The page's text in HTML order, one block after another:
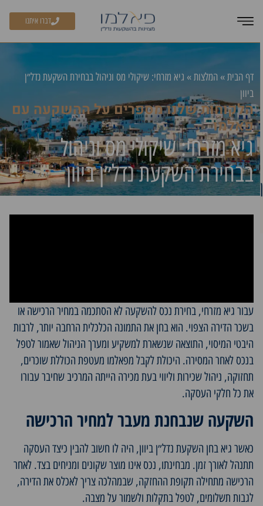
דברו איתנו
דף הבית» המלצות» גיא מזרחי: שיקולי מס וניהול בבחירת השקעת נדל״ן
ביוון
הלקוחות שלנו מספרים על ההשקעה עם
פאלמו
גיא מזרחי: שיקולי מס וניהול
בבחירת השקעת נדל״ן ביוון
עבור גיא מזרחי, בחירת נכס להשקעה לא הסתכמה במחיר הרכישה או
בשכר הדירה הצפוי. הוא בחן את התמונה הכלכלית הרחבה יותר, לרבות
היבטי המיסוי, התוצאה שנשארת למשקיע ומערך הניהול שאמור לטפל
בנכס לאחר המסירה. היכולת לקבל מפאלמו מעטפת הכוללת שוכרים,
תחזוקה, ניהול שכירות וליווי בעת מכירה הייתה המרכיב שחיבר עבורו
את כל חלקי העסקה.
השקעה שנבחנת מעבר למחיר הרכישה
כאשר גיא בחן השקעת נדל״ן ביוון, היה לו חשוב להבין כיצד העסקה
תתנהל לאורך זמן. מבחינתו, נכס אינו מוצר שקונים ומניחים בצד. לאחר
הרכישה מתחילה תקופת ההחזקה, שבמהלכה צריך לאכלס את הדירה,
לגבות תשלומים, לטפל בתקלות ולשמור על מצבה.